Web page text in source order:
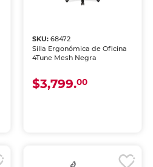
SKU: 68472
Silla Ergonómica de Oficina
4Tune Mesh Negra
$3,799.00